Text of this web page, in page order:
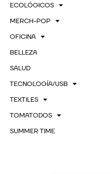
ECOLÓGICOS
MERCH-POP
OFICINA
BELLEZA
SALUD
TECNOLOGÍA/USB
TEXTILES
TOMATODOS
SUMMER TIME